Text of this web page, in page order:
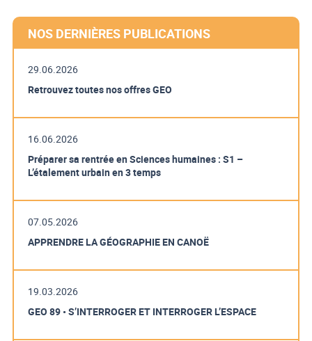
NOS DERNIÈRES PUBLICATIONS
29.06.2026
Retrouvez toutes nos offres GEO
16.06.2026
Préparer sa rentrée en Sciences humaines : S1 –
L’étalement urbain en 3 temps
07.05.2026
APPRENDRE LA GÉOGRAPHIE EN CANOË
19.03.2026
GEO 89 • S’INTERROGER ET INTERROGER L’ESPACE